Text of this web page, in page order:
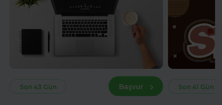
Son 43 Gün Başvur Son 41 Gün